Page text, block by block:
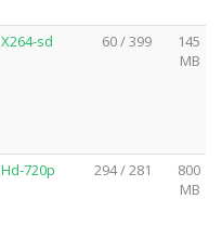
X264-sd 60 / 399
145
MB
Hd-720p 294 / 281
800
MB